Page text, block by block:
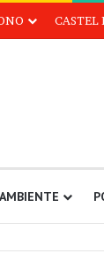
CASTEL
AMBIENTE